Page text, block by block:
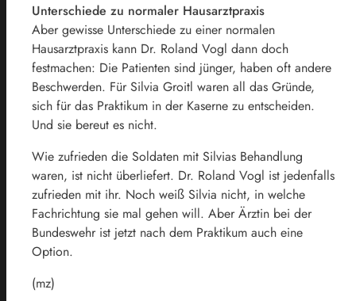
Unterschiede zu normaler Hausarztpraxis
Aber gewisse Unterschiede zu einer normalen
Hausarztpraxis kann Dr. Roland Vogl dann doch
festmachen: Die Patienten sind jünger, haben oft andere
Beschwerden. Für Silvia Groitl waren all das Gründe,
sich für das Praktikum in der Kaserne zu entscheiden.
Und sie bereut es nicht.
Wie zufrieden die Soldaten mit Silvias Behandlung
waren, ist nicht überliefert. Dr. Roland Vogl ist jedenfalls
zufrieden mit ihr. Noch weiß Silvia nicht, in welche
Fachrichtung sie mal gehen will. Aber Ärztin bei der
Bundeswehr ist jetzt nach dem Praktikum auch eine
Option.
(mz)